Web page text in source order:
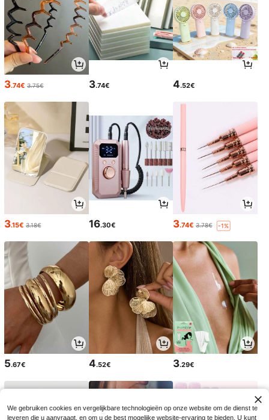
3.74€ 3.75€ 3.74€ 4.52€
3.15€ 3.18€ 16.30€ 3.74€ 3.78€ -1%
5.67€ 4.52€ 3.29€
We gebruiken cookies en vergelijkbare technologieën op onze website om de dienst te
leveren die u aanvraagt, en om u de best mogelijke website-ervaring te bieden. U kunt